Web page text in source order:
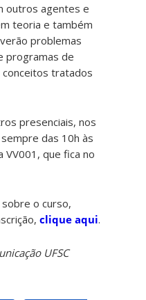
outros agentes e
teoria e também
problemas
programas de
tratados
presenciais, nos
das 10h às
VV001, que fica no
o curso,
clique aqui.
UFSC